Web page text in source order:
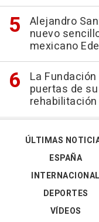
Alejandro
nuevo
mexicano
La
puertas de
ÚLTIMAS
ESPAÑA
INTERNACIONAL
DEPORTES
VÍDEOS